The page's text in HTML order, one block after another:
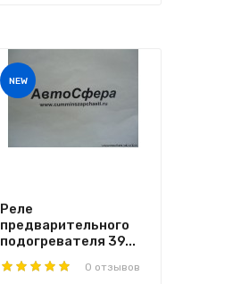
NEW
Реле
предварительного
подогревателя 39...
0 отзывов